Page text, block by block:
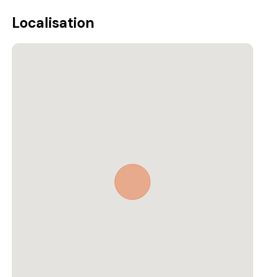
Localisation